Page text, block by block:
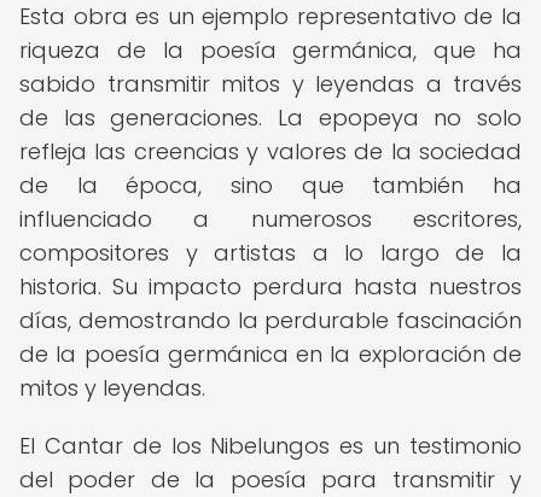
Esta obra es un ejemplo representativo de la
riqueza de la poesía germánica, que ha
sabido transmitir mitos y leyendas a través
de las generaciones. La epopeya no solo
refleja las creencias y valores de la sociedad
de la época, sino que también ha
influenciado a numerosos escritores,
compositores y artistas a lo largo de la
historia. Su impacto perdura hasta nuestros
días, demostrando la perdurable fascinación
de la poesía germánica en la exploración de
mitos y leyendas.
El Cantar de los Nibelungos es un testimonio
del poder de la poesía para transmitir y